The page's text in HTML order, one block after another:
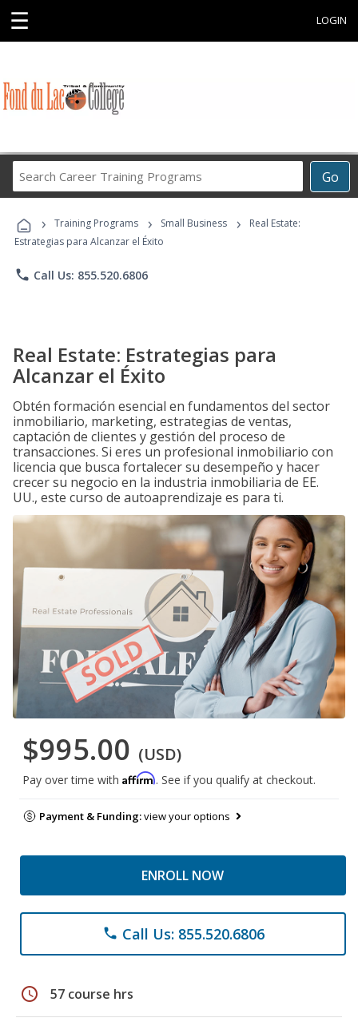
☰ LOGIN
Go
Career
Programs
› Training Programs › Small Business ›
Real Estate:
Estrategias para Alcanzar el Éxito
phone Call Us: 855.520.6806
Real Estate: Estrategias para
Alcanzar el Éxito
Obtén formación esencial en fundamentos del sector
inmobiliario, marketing, estrategias de ventas,
captación de clientes y gestión del proceso de
transacciones. Si eres un profesional inmobiliario con
licencia que busca fortalecer su desempeño y hacer
crecer su negocio en la industria inmobiliaria de EE.
UU., este curso de autoaprendizaje es para ti.
$995.00 (USD)
Pay over time with Affirm. See if you qualify at checkout.
Payment & Funding:view your options
ENROLL NOW
phone Call Us: 855.520.6806
schedule 57 course hrs